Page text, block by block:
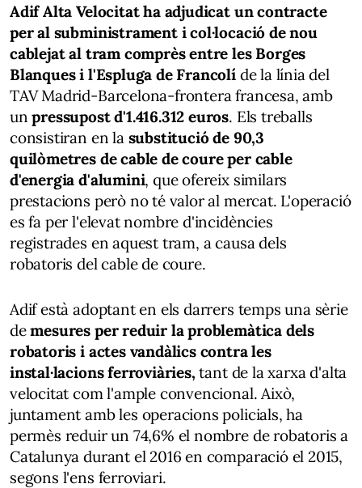
Adif Alta Velocitat ha adjudicat un contracte
per al subministrament i col·locació de nou
cablejat al tram comprès entre les Borges
Blanques i l'Espluga de Francolí de la línia del
TAV Madrid-Barcelona-frontera francesa, amb
unpressupost d'1.416.312 euros. Els treballs
consistiran en la substitució de 90,3
quilòmetres de cable de coure per cable
d'energia d'alumini, que ofereix similars
prestacions però no té valor al mercat. L'operació
es fa per l'elevat nombre d'incidències
registrades en aquest tram, a causa dels
robatoris del cable de coure.
Adif està adoptant en els darrers temps una sèrie
demesures per reduir la problemàtica dels
robatoris i actes vandàlics contra les
instal·lacions ferroviàries, tant de la xarxa d'alta
velocitat com l'ample convencional. Això,
juntament amb les operacions policials, ha
permès reduir un 74,6% el nombre de robatoris a
Catalunya durant el 2016 en comparació el 2015,
segons l'ens ferroviari.